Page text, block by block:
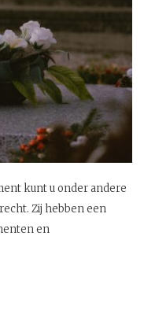
kunt u onder andere
Zij hebben een
en